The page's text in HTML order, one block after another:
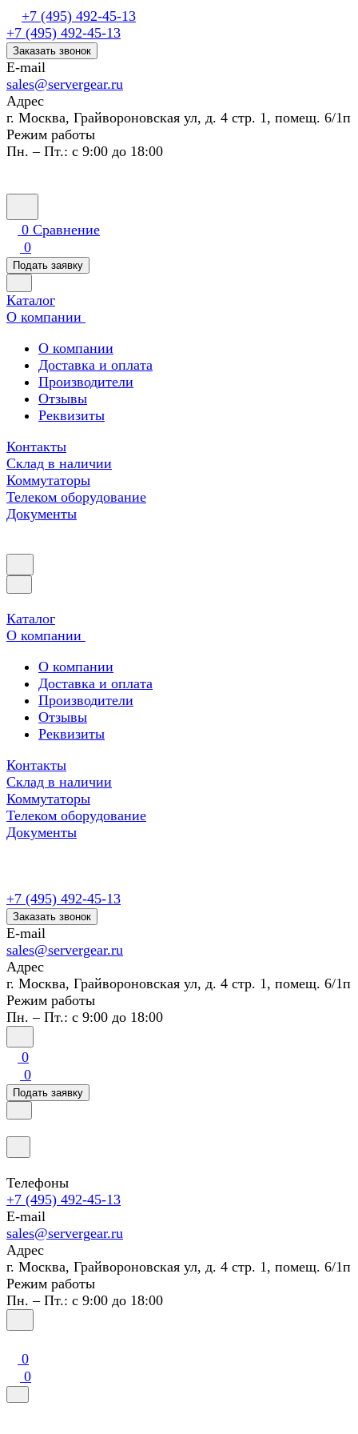
+7 (495) 492-45-13
+7 (495) 492-45-13
Заказать звонок
E-mail
sales@servergear.ru
Адрес
г. Москва, Грайвороновская ул, д. 4 стр. 1, помещ. 6/1п
Режим работы
Пн. – Пт.: с 9:00 до 18:00
0 Сравнение
0
Подать заявку
Каталог
О компании
О компании
Доставка и оплата
Производители
Отзывы
Реквизиты
Контакты
Склад в наличии
Коммутаторы
Телеком оборудование
Документы
Каталог
О компании
О компании
Доставка и оплата
Производители
Отзывы
Реквизиты
Контакты
Склад в наличии
Коммутаторы
Телеком оборудование
Документы
+7 (495) 492-45-13
Заказать звонок
E-mail
sales@servergear.ru
Адрес
г. Москва, Грайвороновская ул, д. 4 стр. 1, помещ. 6/1п
Режим работы
Пн. – Пт.: с 9:00 до 18:00
0
0
Подать заявку
Телефоны
+7 (495) 492-45-13
E-mail
sales@servergear.ru
Адрес
г. Москва, Грайвороновская ул, д. 4 стр. 1, помещ. 6/1п
Режим работы
Пн. – Пт.: с 9:00 до 18:00
0
0